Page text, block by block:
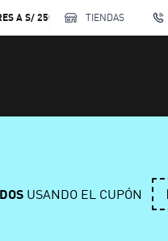
A S/ 250 TIENDAS
USANDO EL CUPÓN